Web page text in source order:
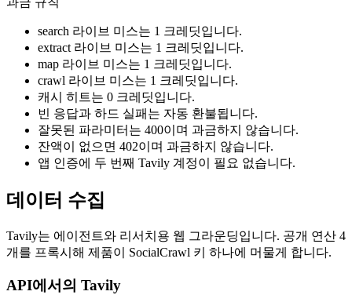
search 라이브 미스는 1 크레딧입니다.
extract 라이브 미스는 1 크레딧입니다.
map 라이브 미스는 1 크레딧입니다.
crawl 라이브 미스는 1 크레딧입니다.
캐시 히트는 0 크레딧입니다.
빈 응답과 하드 실패는 자동 환불됩니다.
잘못된 파라미터는 400이며 과금하지 않습니다.
잔액이 없으면 402이며 과금하지 않습니다.
앱 인증에 두 번째 Tavily 계정이 필요 없습니다.
데이터 수집
Tavily는 에이전트와 리서치용 웹 그라운딩입니다. 공개 연산 4
개를 프록시해 제품이 SocialCrawl 키 하나에 머물게 합니다.
API에서의 Tavily